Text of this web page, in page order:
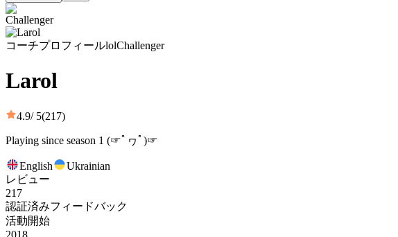
コーチプロフィールlolChallenger
Larol
4.9/ 5(217)
Playing since season 1 (☞ﾟヮﾟ)☞
English
Ukrainian
レビュー
217
認証済みフィードバック
活動開始
2018